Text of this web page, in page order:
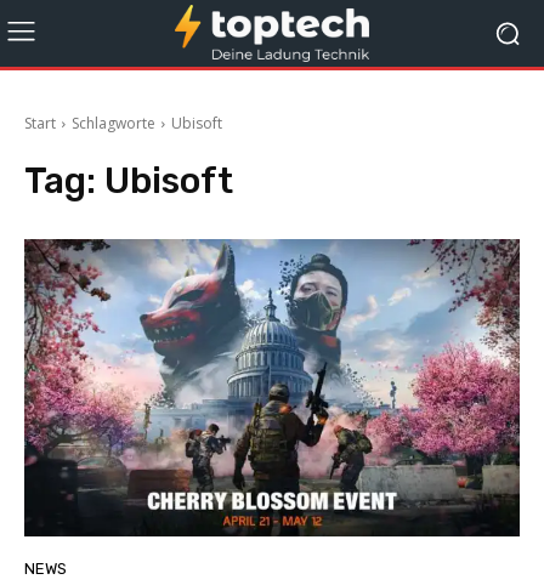
Start Schlagworte Ubisoft
Tag: Ubisoft
NEWS